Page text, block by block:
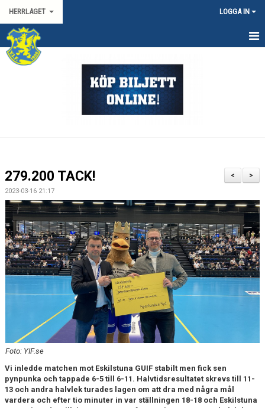
HERRLAGET LOGGA IN
HEM
SPORTGRUPP HERR
HANDBOLLSLIGAN HERR
SVENSKA CUPEN HERR
>
<
279.200 TACK!
2023-03-16 21:17
Foto: YIF.se
Vi inledde matchen mot Eskilstuna GUIF stabilt men fick sen
pynpunka och tappade 6-5 till 6-11. Halvtidsresultatet skrevs till 11-
13 och andra halvlek turades lagen om att dra med några mål
vardera och efter tio minuter in var ställningen 18-18 och Eskilstuna